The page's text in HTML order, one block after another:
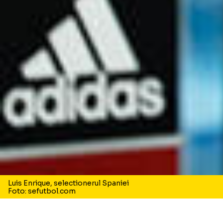
Luis Enrique, selectionerul Spaniei
Foto: sefutbol.com